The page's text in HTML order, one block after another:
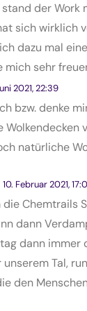
stand der
sich wirklich
dazu mal
mich sehr
2021, 22:39
bzw. denke
Wolkendecken
natürliche
10. Februar 2021,
Chemtrails
dann
dann immer
unserem Tal,
den